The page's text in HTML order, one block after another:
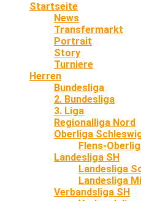
Startseite
News
Transfermarkt
Portrait
Story
Turniere
Herren
Bundesliga
2. Bundesliga
3. Liga
Regionalliga Nord
Oberliga
Flens-
Landesliga SH
Landesliga
Landesliga
Verbandsliga SH